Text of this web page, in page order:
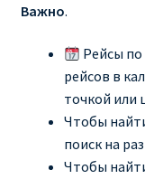
Важно.
Рейсы
рейсов в
точкой или
Чтобы
поиск на
Чтобы